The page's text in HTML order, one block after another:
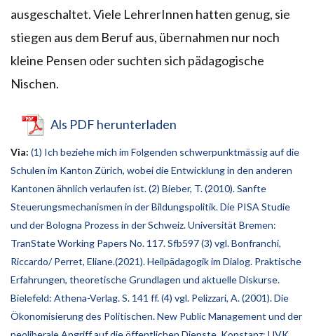
ausgeschaltet. Viele LehrerInnen hatten genug, sie
stiegen aus dem Beruf aus, übernahmen nur noch
kleine Pensen oder suchten sich pädagogische
Nischen.
Als PDF herunterladen
Via: (1) Ich beziehe mich im Folgenden schwerpunktmässig auf die
Schulen im Kanton Zürich, wobei die Entwicklung in den anderen
Kantonen ähnlich verlaufen ist. (2) Bieber, T. (2010). Sanfte
Steuerungsmechanismen in der Bildungspolitik. Die PISA Studie
und der Bologna Prozess in der Schweiz. Universität Bremen:
TranState Working Papers No. 117. Sfb597 (3) vgl. Bonfranchi,
Riccardo/ Perret, Eliane.(2021). Heilpädagogik im Dialog. Praktische
Erfahrungen, theoretische Grundlagen und aktuelle Diskurse.
Bielefeld: Athena-Verlag. S. 141 ff. (4) vgl. Pelizzari, A. (2001). Die
Ökonomisierung des Politischen. New Public Management und der